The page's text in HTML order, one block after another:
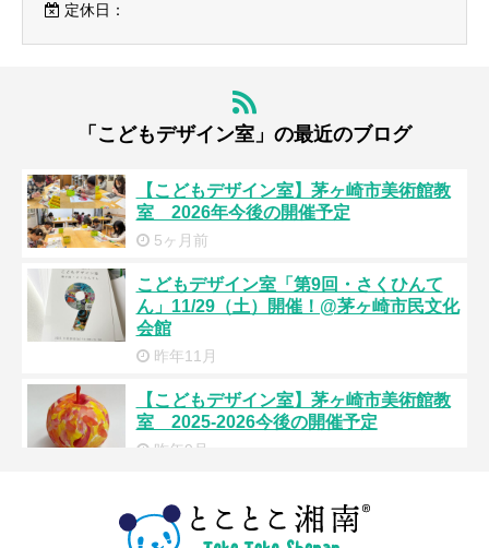
定休日：
「こどもデザイン室」の最近のブログ
【こどもデザイン室】茅ヶ崎市美術館教
室 2026年今後の開催予定
5ヶ月前
こどもデザイン室「第9回・さくひんて
ん」11/29（土）開催！@茅ヶ崎市民文化
会館
昨年11月
【こどもデザイン室】茅ヶ崎市美術館教
室 2025-2026今後の開催予定
昨年9月
ん」6/29（土）開催！@茅ヶ崎市民文化会
館